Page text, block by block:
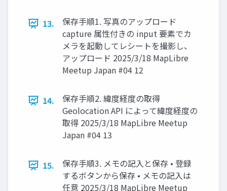
13.
保存手順1. 写真のアップロード
capture 属性付きの input 要素でカ
メラを起動してレシートを撮影し、
アップロード 2025/3/18 MapLibre
Meetup Japan #04 12
14.
保存手順2. 緯度経度の取得
Geolocation API によって緯度経度の
取得 2025/3/18 MapLibre Meetup
Japan #04 13
15.
保存手順3. メモの記入と保存 • 登録
するボタンから保存 • メモの記入は
任意 2025/3/18 MapLibre Meetup